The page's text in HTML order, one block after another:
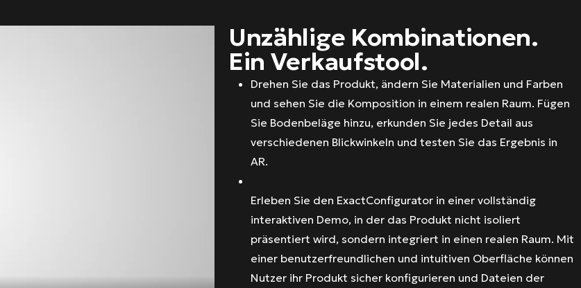
Unzählige Kombinationen.
Ein Verkaufstool.
Drehen Sie das Produkt, ändern Sie Materialien und Farben
und sehen Sie die Komposition in einem realen Raum. Fügen
Sie Bodenbeläge hinzu, erkunden Sie jedes Detail aus
verschiedenen Blickwinkeln und testen Sie das Ergebnis in
AR.
Erleben Sie den ExactConfigurator in einer vollständig
interaktiven Demo, in der das Produkt nicht isoliert
präsentiert wird, sondern integriert in einen realen Raum. Mit
einer benutzerfreundlichen und intuitiven Oberfläche können
Nutzer ihr Produkt sicher konfigurieren und Dateien der